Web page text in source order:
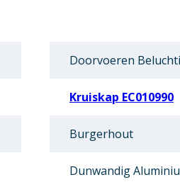
Doorvoeren
Kruiskap EC010990
Burgerhout
Dunwandig